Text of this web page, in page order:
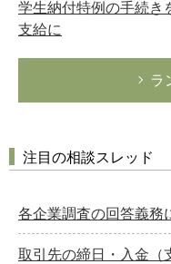
学生納付特例の手続き
支給に
ラ
注目の相談スレッド
各企業調査の回答義務
取引先の締日・入金（